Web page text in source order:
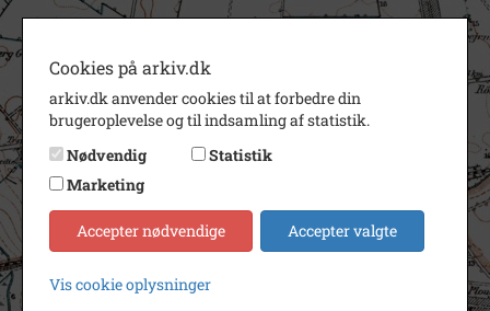
Cookies på arkiv.dk
arkiv.dk anvender cookies til at forbedre din
brugeroplevelse og til indsamling af statistik.
Nødvendig
Statistik
Marketing
Accepter nødvendige Accepter valgte
Vis cookie oplysninger